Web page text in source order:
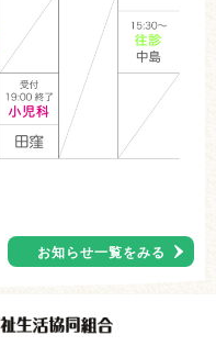
お知らせ一覧をみる